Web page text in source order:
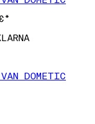
VAN DOMETIC